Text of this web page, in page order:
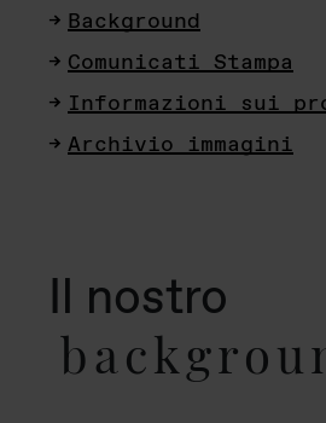
Background
Comunicati Stampa
Informazioni sui
Archivio immagini
Il nostro